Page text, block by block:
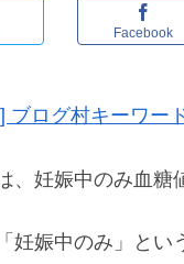
Facebook
ブログ村キーワー
、妊娠中のみ血糖
妊娠中のみ」とい